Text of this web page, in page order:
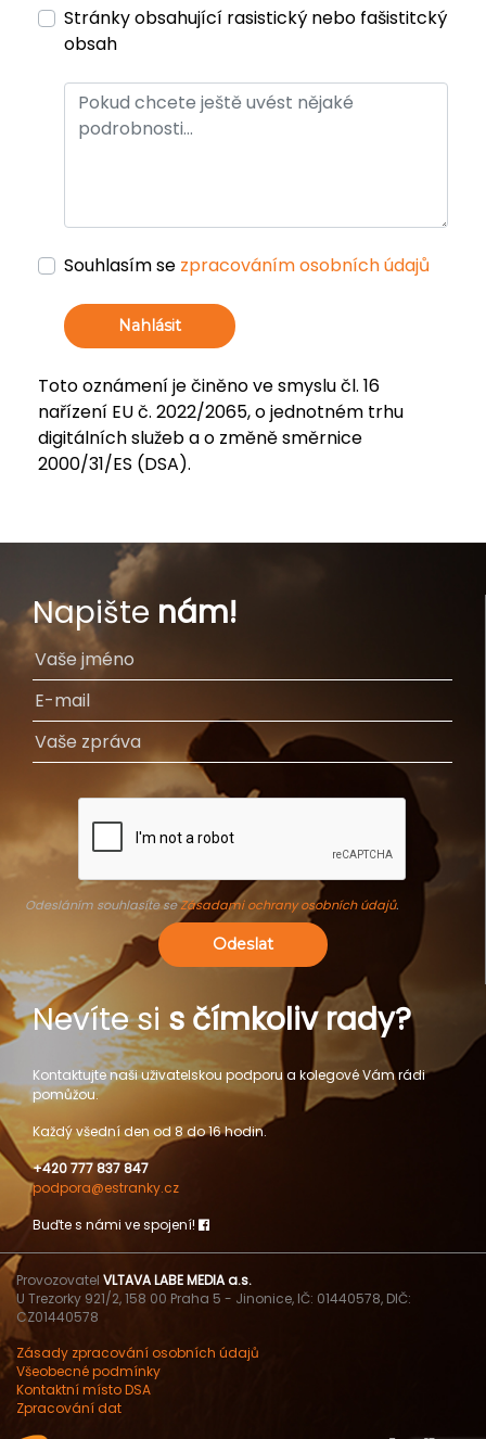
Stránky obsahující rasistický nebo fašistitcký
obsah
Souhlasím se zpracováním osobních údajů
Nahlásit
Toto oznámení je činěno ve smyslu čl. 16
nařízení EU č. 2022/2065, o jednotném trhu
digitálních služeb a o změně směrnice
2000/31/ES (DSA).
Napište nám!
Odesláním souhlasíte seZásadami ochrany osobních údajů.
Odeslat
Nevíte si s čímkoliv rady?
Kontaktujte naši uživatelskou podporu a kolegové Vám rádi
pomůžou.
Každý všední den od 8 do 16 hodin.
+420 777 837 847
podpora@estranky.cz
Buďte s námi ve spojení!
Provozovatel VLTAVA LABE MEDIA a.s.
U Trezorky 921/2, 158 00 Praha 5 - Jinonice, IČ: 01440578, DIČ:
CZ01440578
Zásady zpracování osobních údajů
Všeobecné podmínky
Kontaktní místo DSA
Zpracování dat